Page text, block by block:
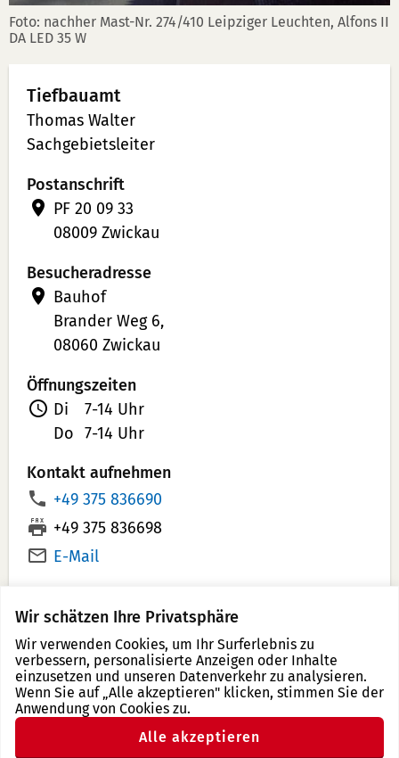
Wir schätzen Ihre Privatsphäre
Wir verwenden Cookies, um Ihr Surferlebnis zu
verbessern, personalisierte Anzeigen oder Inhalte
einzusetzen und unseren Datenverkehr zu analysieren.
Wenn Sie auf „Alle akzeptieren" klicken, stimmen Sie der
Anwendung von Cookies zu.
Alle akzeptieren
Foto: nachher Mast-Nr. 274/410 Leipziger Leuchten, Alfons II
DA LED 35 W
Tiefbauamt
Thomas Walter
Sachgebietsleiter
Postanschrift
PF 20 09 33
08009 Zwickau
Besucheradresse
Bauhof
Brander Weg 6,
08060 Zwickau
Öffnungszeiten
Di
7-14 Uhr
Do 7-14 Uhr
Kontakt aufnehmen
T
e
l
o
n
n
u
m
+49 375 836690
F
a
+49 375 836698
E-Mail
Drucken
Empfehlen
Teilen
via
Email
Teilen
auf
Facebook
Teilen
(Twitter)
Anpinnen
Pinterest